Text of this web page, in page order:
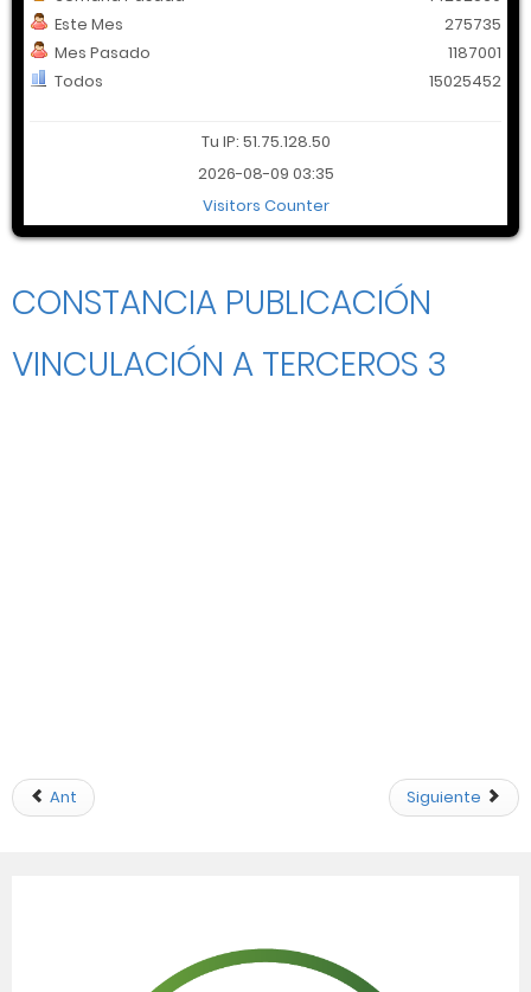
Este Mes
Mes Pasado
Todos
275735
1187001
15025452
Tu IP: 51.75.128.50
2026-08-09 03:35
Visitors Counter
CONSTANCIA PUBLICACIÓN
VINCULACIÓN A TERCEROS 3
Ant Siguiente